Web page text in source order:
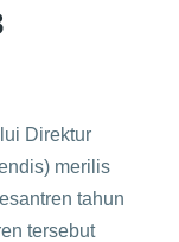
Direktur
merilis
tahun
tersebut